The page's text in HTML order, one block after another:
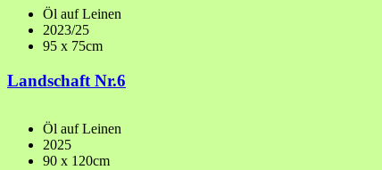
Öl auf Leinen
2023/25
95 x 75cm
Landschaft Nr.6
Öl auf Leinen
2025
90 x 120cm